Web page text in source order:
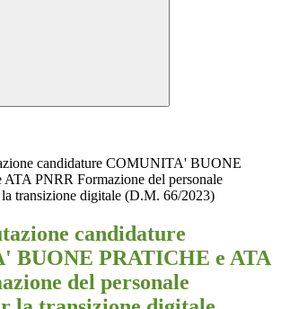
candidature COMUNITA' BUONE
PNRR Formazione del personale
la transizione digitale (D.M. 66/2023)
candidature
BUONE PRATICHE e ATA
del personale